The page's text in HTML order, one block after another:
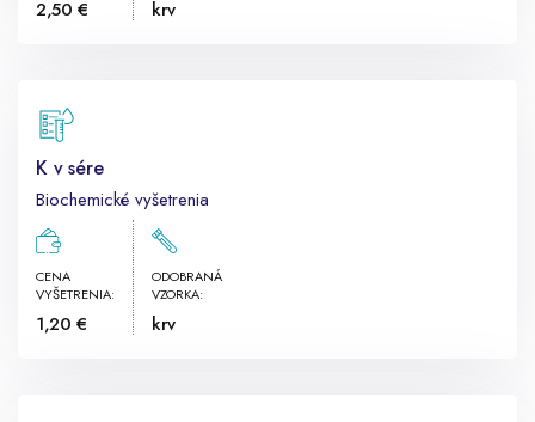
2,50 € krv
K v sére
Biochemické vyšetrenia
CENA
VYŠETRENIA:
1,20 €
ODOBRANÁ
VZORKA:
krv